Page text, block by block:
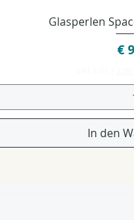
Glasperlen
€
In den